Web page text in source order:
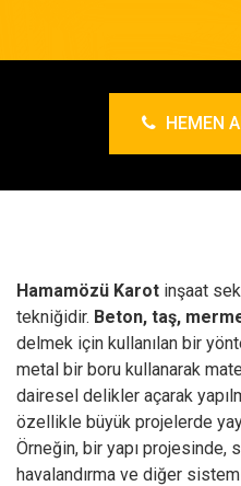
HEMEN
Hamamözü Karot inşaat
tekniğidir. Beton, taş,
delmek için kullanılan bir
metal bir boru kullanarak
dairesel delikler açarak
özellikle büyük projelerde
Örneğin, bir yapı projesinde,
havalandırma ve diğer